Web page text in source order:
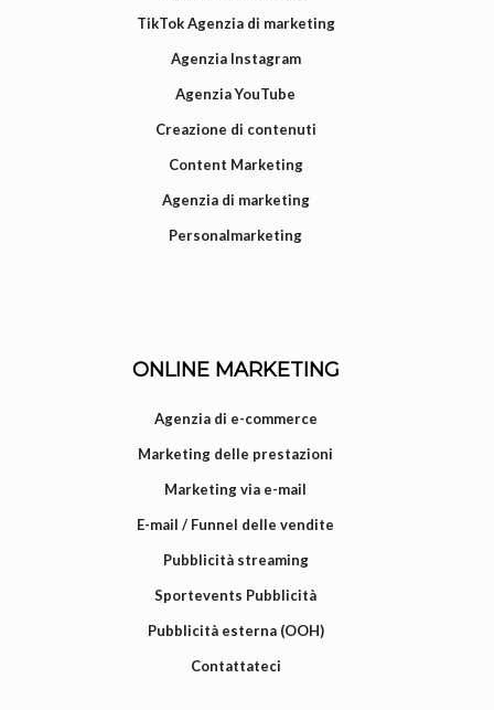
TikTok Agenzia di marketing
Agenzia Instagram
Agenzia YouTube
Creazione di contenuti
Content Marketing
Agenzia di marketing
Personalmarketing
ONLINE MARKETING
Agenzia di e-commerce
Marketing delle prestazioni
Marketing via e-mail
E-mail / Funnel delle vendite
Pubblicità streaming
Sportevents Pubblicità
Pubblicità esterna (OOH)
Contattateci